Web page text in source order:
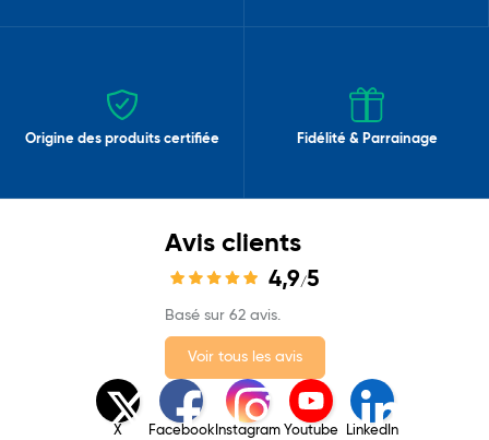
Origine des produits certifiée Fidélité & Parrainage
Avis clients
4,9/5
Basé sur 62 avis.
Voir tous les avis
X Facebook Instagram Youtube LinkedIn